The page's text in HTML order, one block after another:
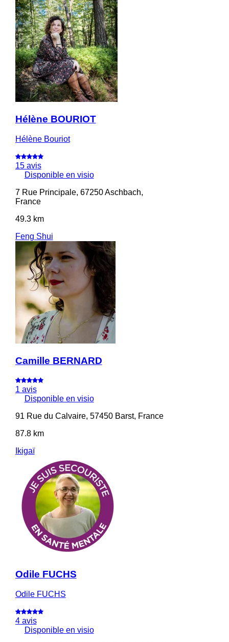
Hélène BOURIOT
Hélène Bouriot
15 avis
Disponible en visio
7 Rue Principale, 67250 Aschbach,
France
49.3 km
Feng Shui
Camille BERNARD
1 avis
Disponible en visio
91 Rue du Calvaire, 57450 Barst, France
87.8 km
Ikigaï
Odile FUCHS
Odile FUCHS
4 avis
Disponible en visio